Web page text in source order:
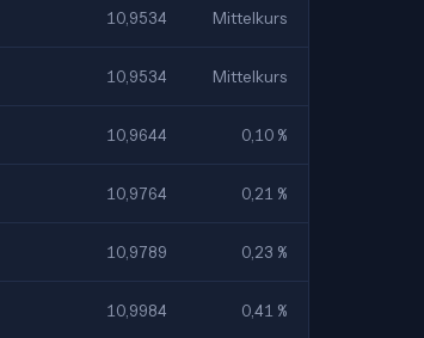
10,9534 Mittelkurs
10,9534 Mittelkurs
10,9644 0,10 %
10,9764 0,21 %
10,9789 0,23 %
10,9984 0,41 %